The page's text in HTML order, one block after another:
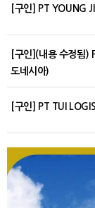
[구인] PT YOUNG
[구인](내용 수정됨)
도네시아)
[구인] PT TUI